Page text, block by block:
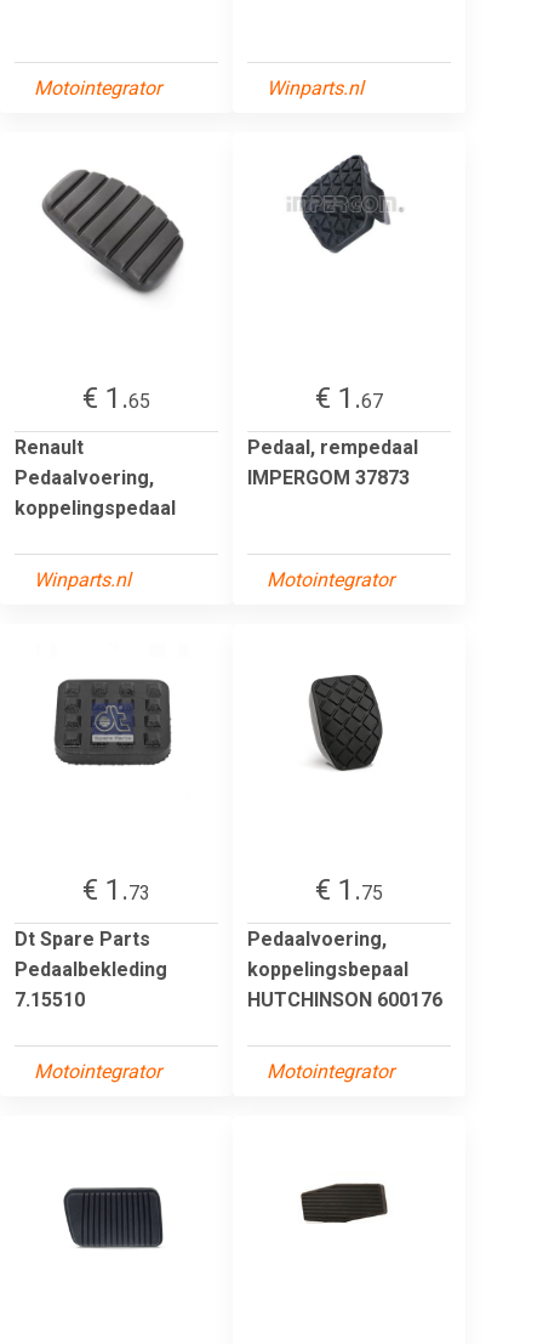
Motointegrator Winparts.nl
€ 1.65
Renault
Pedaalvoering,
koppelingspedaal
Winparts.nl
€ 1.67
Pedaal, rempedaal
IMPERGOM 37873
Motointegrator
€ 1.73
Dt Spare Parts
Pedaalbekleding
7.15510
Motointegrator
€ 1.75
Pedaalvoering,
koppelingsbepaal
HUTCHINSON 600176
Motointegrator